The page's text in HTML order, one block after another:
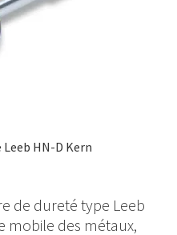
HN-D Kern
de dureté type Leeb
mobile des métaux,